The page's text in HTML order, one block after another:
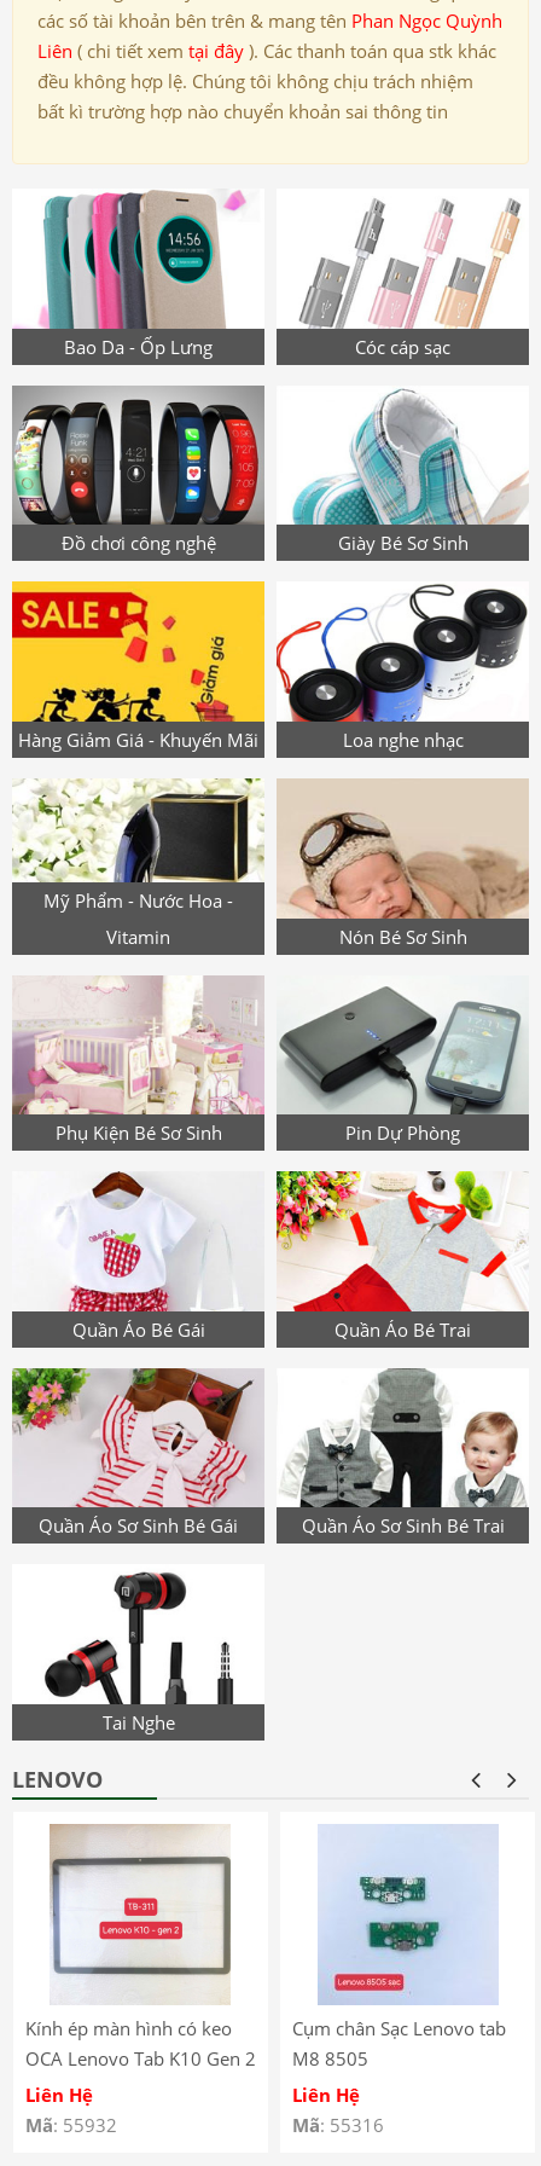
các số tài khoản bên trên & mang tên Phan Ngọc Quỳnh
Liên ( chi tiết xem tại đây ). Các thanh toán qua stk khác
đều không hợp lệ. Chúng tôi không chịu trách nhiệm
bất kì trường hợp nào chuyển khoản sai thông tin
Bao Da - Ốp Lưng Cóc cáp sạc
Đồ chơi công nghệ Giày Bé Sơ Sinh
Hàng Giảm Giá - Khuyến Mãi Loa nghe nhạc
Mỹ Phẩm - Nước Hoa -
Vitamin
Nón Bé Sơ Sinh
Phụ Kiện Bé Sơ Sinh Pin Dự Phòng
Quần Áo Bé Gái Quần Áo Bé Trai
Quần Áo Sơ Sinh Bé Gái Quần Áo Sơ Sinh Bé Trai
Tai Nghe
LENOVO
Kính ép màn hình có keo
OCA Lenovo Tab K10 Gen 2
(2025) – TB-311
Liên Hệ
Mã: 55932
Cụm chân Sạc Lenovo tab
M8 8505
Liên Hệ
Mã: 55316